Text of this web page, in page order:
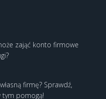
zająć konto firmowe
firmę? Sprawdź,
tym pomogą!